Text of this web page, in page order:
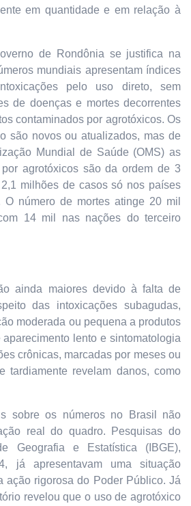
em quantidade e em relação à
de Rondônia se justifica na
mundiais apresentam índices
pelo uso direto, sem
de doenças e mortes decorrentes
contaminados por agrotóxicos. Os
são novos ou atualizados, mas de
Mundial de Saúde (OMS) as
agrotóxicos são da ordem de 3
milhões de casos só nos países
O número de mortes atinge 20 mil
14 mil nas nações do terceiro
ainda maiores devido à falta de
das intoxicações subagudas,
moderada ou pequena a produtos
lento e sintomatologia
crônicas, marcadas por meses ou
tardiamente revelam danos, como
sobre os números no Brasil não
real do quadro. Pesquisas do
Geografia e Estatística (IBGE),
já apresentavam uma situação
ação rigorosa do Poder Público. Já
revelou que o uso de agrotóxico